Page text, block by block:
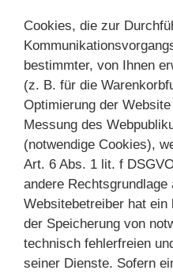
Cookies, die zur
bestimmter, von Ihnen
(z. B. für die
Optimierung der
Messung des
(notwendige Cookies),
Art. 6 Abs. 1 lit. f
andere Rechtsgrundlage
Websitebetreiber hat
der Speicherung von
technisch fehlerfreien
seiner Dienste. Sofern